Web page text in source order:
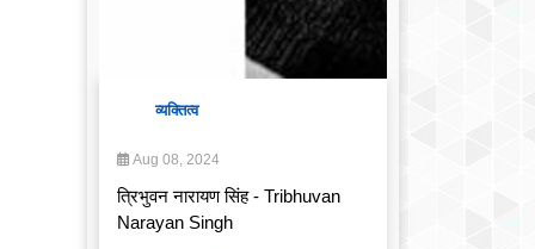
व्यक्तित्व
Aug 08, 2024
त्रिभुवन नारायण सिंह - Tribhuvan
Narayan Singh